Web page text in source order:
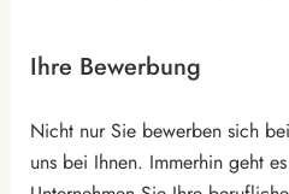
Ihre Bewerbung
Nicht nur Sie bewerben sich
uns bei Ihnen. Immerhin geht